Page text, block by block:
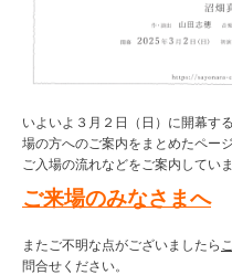
いよいよ３月２日（日）に開幕す
場の方へのご案内をまとめたペー
ご入場の流れなどをご案内していま
ご来場のみなさまへ
またご不明な点がございましたら
問合せください。